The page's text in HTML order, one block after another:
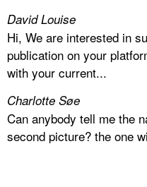
David Louise
Hi, We are interested in
publication on your
with your current...
Charlotte Søe
Can anybody tell me the
second picture? the one